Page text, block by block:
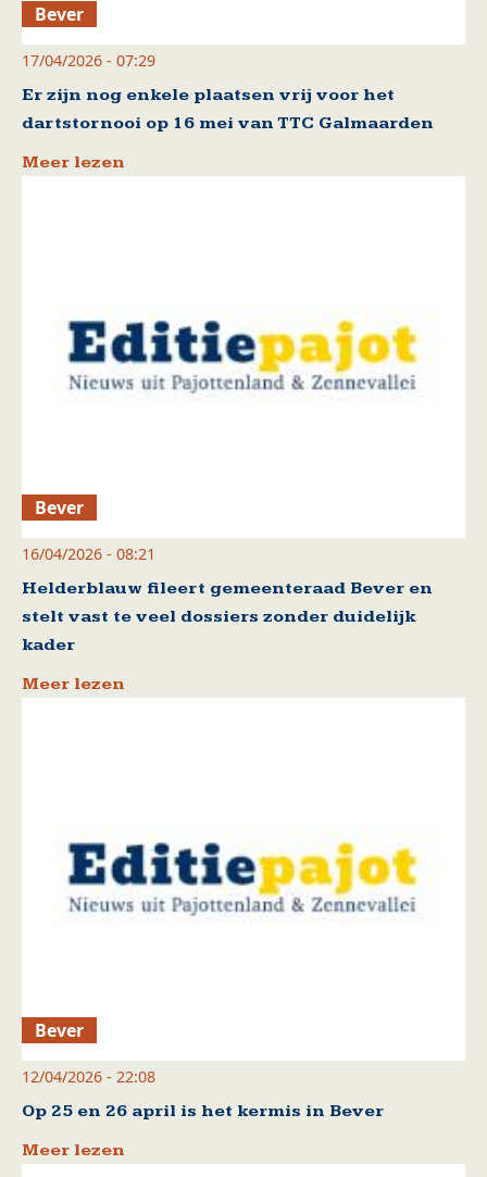
Bever
17/04/2026 - 07:29
Er zijn nog enkele plaatsen vrij voor het
dartstornooi op 16 mei van TTC Galmaarden
Meer lezen
Bever
16/04/2026 - 08:21
Helderblauw fileert gemeenteraad Bever en
stelt vast te veel dossiers zonder duidelijk
kader
Meer lezen
Bever
12/04/2026 - 22:08
Op 25 en 26 april is het kermis in Bever
Meer lezen